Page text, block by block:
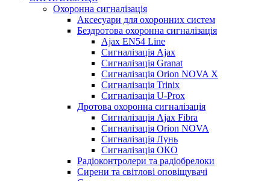
Охоронна сигналізація
Аксесуари для охоронних систем
Бездротова охоронна сигналізація
Ajax EN54 Line
Сигналізація Ajax
Сигналізація Granat
Сигналізація Orion NOVA X
Сигналізація Trinix
Сигналізація U-Prox
Дротова охоронна сигналізація
Сигналізація Ajax Fibra
Сигналізація Orion NOVA
Сигналізація Лунь
Сигналізація ОКО
Радіоконтролери та радіобрелоки
Сирени та світлові оповіщувачі